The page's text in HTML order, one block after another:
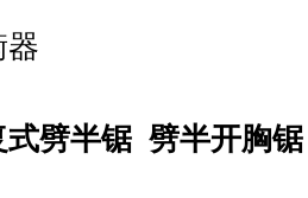
式劈半锯 劈半开胸锯